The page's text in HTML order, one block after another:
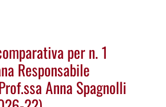
per n. 1
Responsabile
Anna Spagnolli